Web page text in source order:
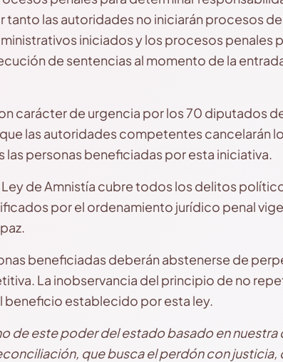
tanto las autoridades no iniciarán procesos
iniciados y los procesos penales
de sentencias al momento de la
carácter de urgencia por los 70 diputados
las autoridades competentes cancelarán
personas beneficiadas por esta iniciativa.
de Amnistía cubre todos los delitos
por el ordenamiento jurídico penal
beneficiadas deberán abstenerse de
La inobservancia del principio de no
establecido por esta ley.
de este poder del estado basado en
que busca el perdón con